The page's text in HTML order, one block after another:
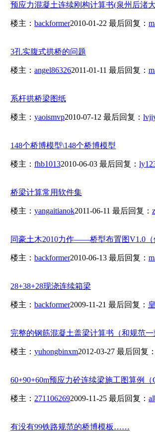
预应力混凝土连续刚构计算书(泉州后渚
楼主： backformer2010-01-22 最后回复：
3孔实腹式拱桥的问题
楼主： angel863262011-01-11 最后回复：
系杆拱桥梁图纸
楼主： yaoismvp2010-07-12 最后回复：
148个桥博模型\148个桥博模型
楼主： fhb10132010-06-03 最后回复：
桥梁计算常用软件集
楼主： yangaitianok2011-06-11 最后回复：
同豪土木2010力作——桥型布置图V1.0（
楼主： backformer2010-06-13 最后回复：
28+38+28现浇连续箱梁
楼主： backformer2009-11-21 最后回复：
完整的钢筋混凝土盖梁计算书（和规范
楼主： yuhongbinxm2012-03-27 最后回复
60+90+60m预应力砼连续梁施工图算例（
楼主： 2711062692009-11-25 最后回复：
有没有99铁路规范的桥博模板……